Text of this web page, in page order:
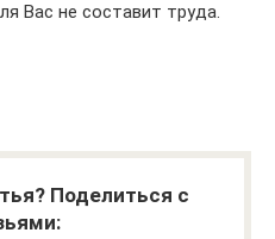
Вас не составит труда.
Поделиться с